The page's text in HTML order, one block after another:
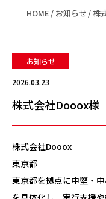
HOME お知らせ 株
お知らせ
2026.03.23
株式会社Dooox様
株式会社Dooox
東京都
東京都を拠点に中堅・